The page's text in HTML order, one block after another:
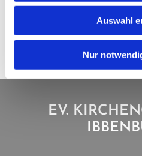
Auswahl
Nur
EV.